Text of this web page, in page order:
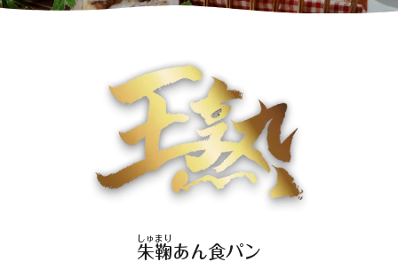
朱鞠
しゅまり
あん食パン